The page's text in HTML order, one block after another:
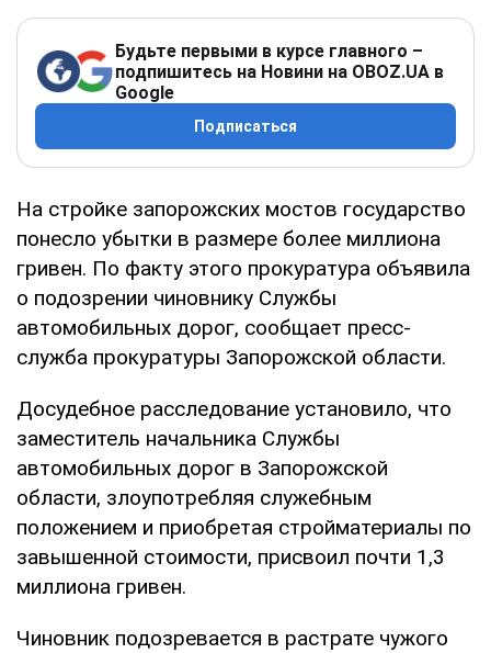
Будьте первыми в курсе главного –
подпишитесь на Новини на OBOZ.UA в
Google
Подписаться
На стройке запорожских мостов государство
понесло убытки в размере более миллиона
гривен. По факту этого прокуратура объявила
о подозрении чиновнику Службы
автомобильных дорог, сообщает пресс-
служба прокуратуры Запорожской области.
Досудебное расследование установило, что
заместитель начальника Службы
автомобильных дорог в Запорожской
области, злоупотребляя служебным
положением и приобретая стройматериалы по
завышенной стоимости, присвоил почти 1,3
миллиона гривен.
Чиновник подозревается в растрате чужого